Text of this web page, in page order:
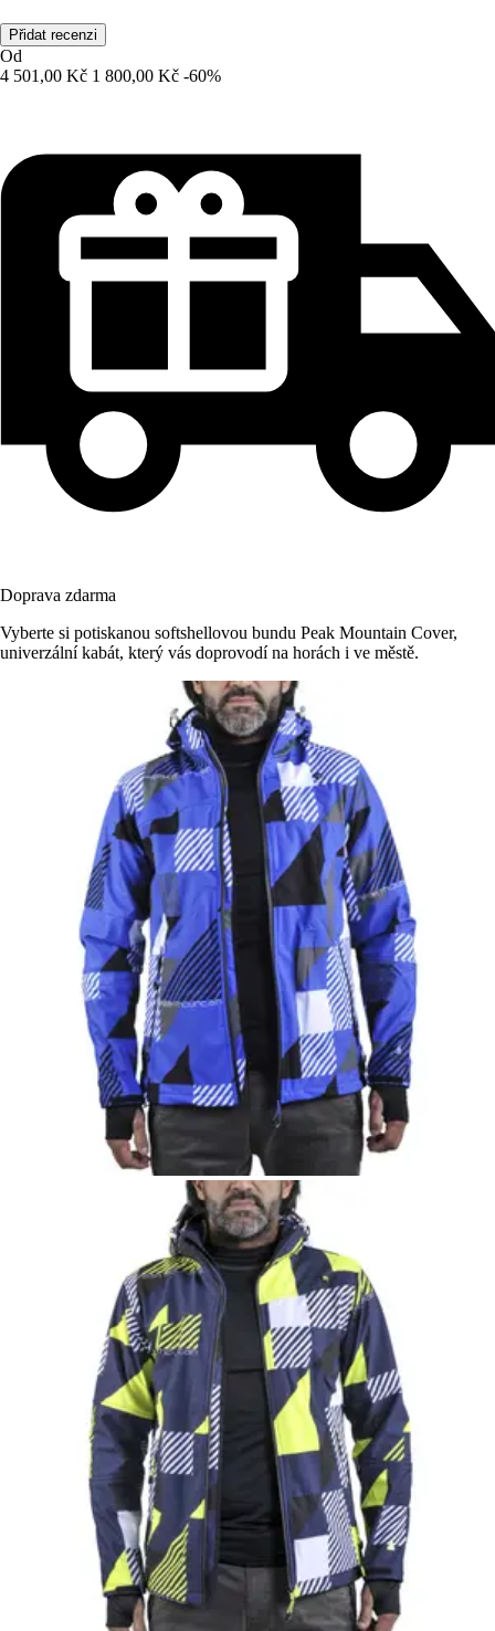
Přidat recenzi
Od
4 501,00 Kč 1 800,00 Kč -60%
Doprava zdarma
Vyberte si potiskanou softshellovou bundu Peak Mountain Cover,
univerzální kabát, který vás doprovodí na horách i ve městě.